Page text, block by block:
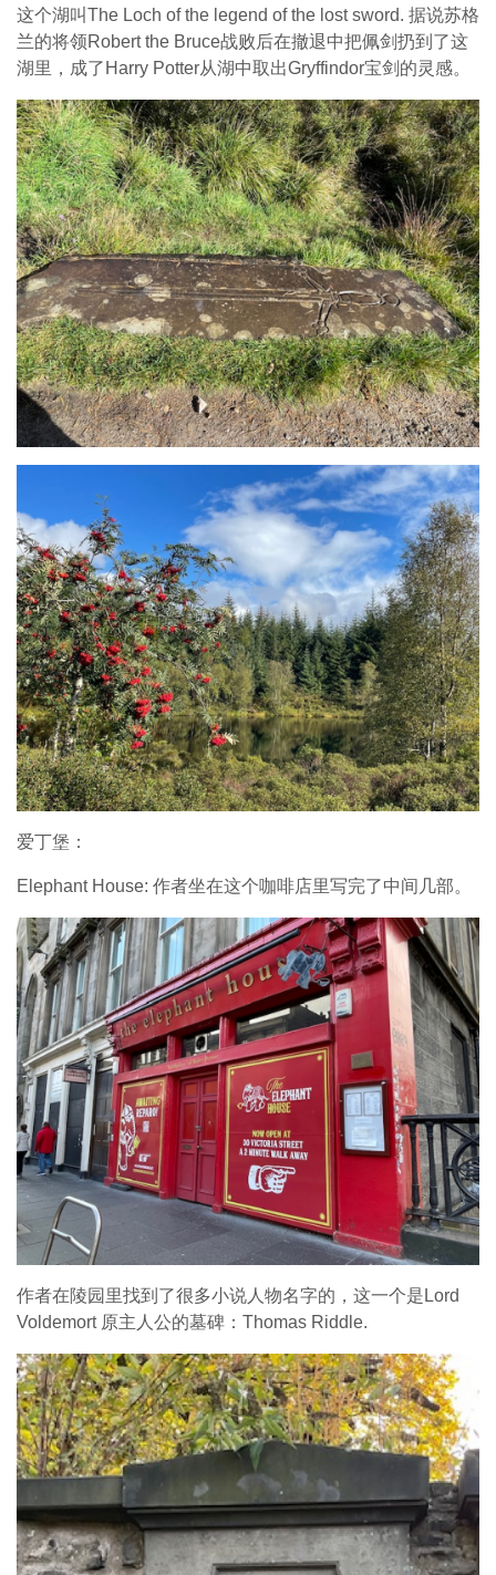
这个湖叫The Loch of the legend of the lost sword. 据说苏格
兰的将领Robert the Bruce战败后在撤退中把佩剑扔到了这
湖里，成了Harry Potter从湖中取出Gryffindor宝剑的灵感。
爱丁堡：
Elephant House: 作者坐在这个咖啡店里写完了中间几部。
作者在陵园里找到了很多小说人物名字的，这一个是Lord
Voldemort 原主人公的墓碑：Thomas Riddle.